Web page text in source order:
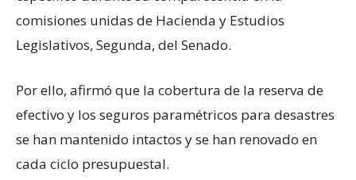
comisiones unidas de Hacienda y Estudios
Legislativos, Segunda, del Senado.
Por ello, afirmó que la cobertura de la reserva de
efectivo y los seguros paramétricos para desastres
se han mantenido intactos y se han renovado en
cada ciclo presupuestal.